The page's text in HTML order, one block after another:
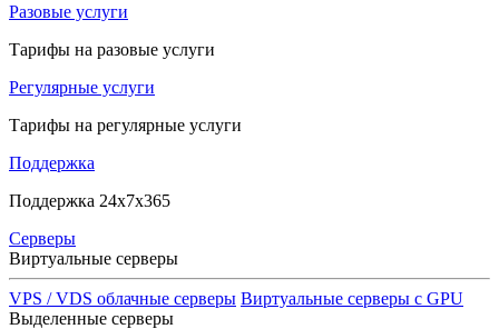
Разовые услуги
Тарифы на разовые услуги
Регулярные услуги
Тарифы на регулярные услуги
Поддержка
Поддержка 24x7x365
Серверы
Виртуальные серверы
VPS / VDS облачные серверы Виртуальные серверы с GPU
Выделенные серверы